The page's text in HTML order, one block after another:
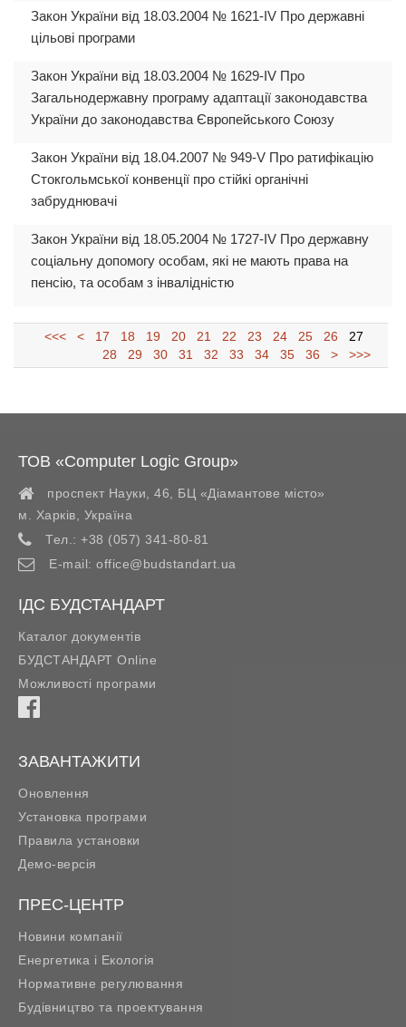
Закон України від 18.03.2004 № 1621-IV Про державні
цільові програми
Закон України від 18.03.2004 № 1629-IV Про
Загальнодержавну програму адаптації законодавства
України до законодавства Європейського Союзу
Закон України від 18.04.2007 № 949-V Про ратифікацію
Стокгольмської конвенції про стійкі органічні
забруднювачі
Закон України від 18.05.2004 № 1727-IV Про державну
соціальну допомогу особам, які не мають права на
пенсію, та особам з інвалідністю
<<< < 17 18 19 20 21 22 23 24 25 26
27
28
29 30 31 32 33 34 35 36 > >>>
ТОВ «Computer Logic Group»
проспект Науки, 46, БЦ «Діамантове місто»
м. Харків
Україна
Тел.: +38 (057) 341-80-81
E-mail: office@budstandart.ua
ІДС БУДСТАНДАРТ
Каталог документів
БУДСТАНДАРТ Online
Можливості програми
ЗАВАНТАЖИТИ
Оновлення
Установка програми
Правила установки
Демо-версія
ПРЕС-ЦЕНТР
Новини компанії
Енергетика і Екологія
Нормативне регулювання
Будівництво та проектування